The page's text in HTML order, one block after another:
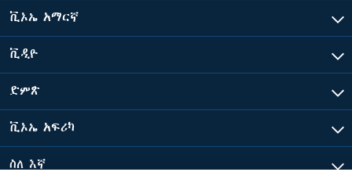
ቪኦኤ አማርኛ
ቪዲዮ
ድምጽ
ቪኦኤ አፍሪካ
ስለ እኛ